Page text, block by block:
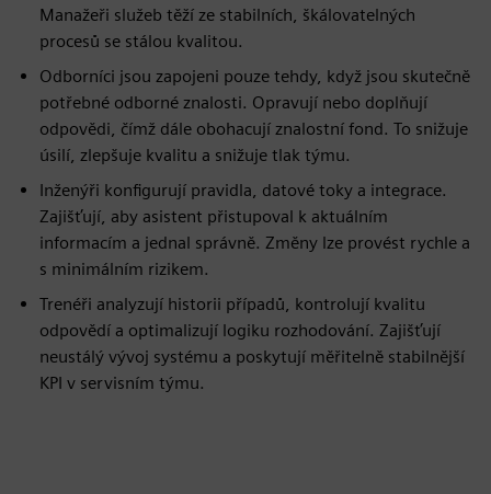
Manažeři služeb těží ze stabilních, škálovatelných
procesů se stálou kvalitou.
Odborníci jsou zapojeni pouze tehdy, když jsou skutečně
potřebné odborné znalosti. Opravují nebo doplňují
odpovědi, čímž dále obohacují znalostní fond. To snižuje
úsilí, zlepšuje kvalitu a snižuje tlak týmu.
Inženýři konfigurují pravidla, datové toky a integrace.
Zajišťují, aby asistent přistupoval k aktuálním
informacím a jednal správně. Změny lze provést rychle a
s minimálním rizikem.
Trenéři analyzují historii případů, kontrolují kvalitu
odpovědí a optimalizují logiku rozhodování. Zajišťují
neustálý vývoj systému a poskytují měřitelně stabilnější
KPI v servisním týmu.